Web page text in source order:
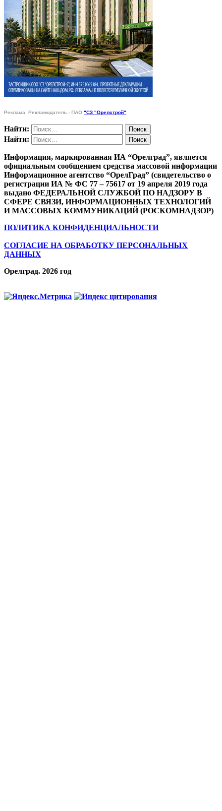
Реклама. Рекламодатель - ПАО "СЗ "Орелстрой"
Найти:
Найти:
Информация, маркированная ИА “Орелград”, является
официальным сообщением средства массовой информации
Информационное агентство “ОрелГрад” (свидетельство о
регистрации ИА № ФС 77 – 75617 от 19 апреля 2019 года
выдано ФЕДЕРАЛЬНОЙ СЛУЖБОЙ ПО НАДЗОРУ В
СФЕРЕ СВЯЗИ, ИНФОРМАЦИОННЫХ ТЕХНОЛОГИЙ
И МАССОВЫХ КОММУНИКАЦИЙ (РОСКОМНАДЗОР)
ПОЛИТИКА КОНФИДЕНЦИАЛЬНОСТИ
СОГЛАСИЕ НА ОБРАБОТКУ ПЕРСОНАЛЬНЫХ
ДАННЫХ
Орелград. 2026 год